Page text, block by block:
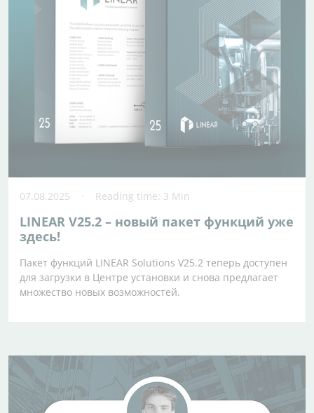
07.08.2025 Reading time: 3 Min
LINEAR V25.2 – новый пакет функций уже
здесь!
Пакет функций LINEAR Solutions V25.2 теперь доступен
для загрузки в Центре установки и снова предлагает
множество новых возможностей.